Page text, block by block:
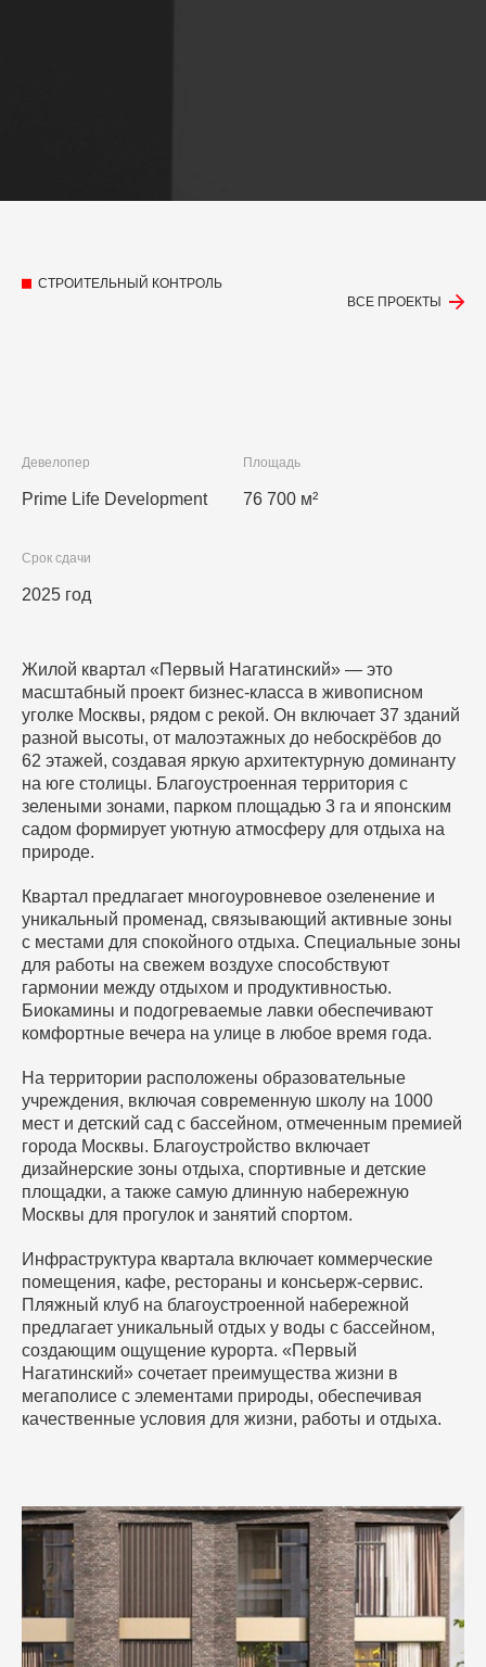
СТРОИТЕЛЬНЫЙ КОНТРОЛЬ
ВСЕ ПРОЕКТЫ
Prime Life Development
Девелопер
76 700 м²
Площадь
2025 год
Срок сдачи
Жилой квартал «Первый Нагатинский» — это
масштабный проект бизнес-класса в живописном
уголке Москвы, рядом с рекой. Он включает 37 зданий
разной высоты, от малоэтажных до небоскрёбов до
62 этажей, создавая яркую архитектурную доминанту
на юге столицы. Благоустроенная территория с
зелеными зонами, парком площадью 3 га и японским
садом формирует уютную атмосферу для отдыха на
природе.
Квартал предлагает многоуровневое озеленение и
уникальный променад, связывающий активные зоны
с местами для спокойного отдыха. Специальные зоны
для работы на свежем воздухе способствуют
гармонии между отдыхом и продуктивностью.
Биокамины и подогреваемые лавки обеспечивают
комфортные вечера на улице в любое время года.
На территории расположены образовательные
учреждения, включая современную школу на 1000
мест и детский сад с бассейном, отмеченным премией
города Москвы. Благоустройство включает
дизайнерские зоны отдыха, спортивные и детские
площадки, а также самую длинную набережную
Москвы для прогулок и занятий спортом.
Инфраструктура квартала включает коммерческие
помещения, кафе, рестораны и консьерж-сервис.
Пляжный клуб на благоустроенной набережной
предлагает уникальный отдых у воды с бассейном,
создающим ощущение курорта. «Первый
Нагатинский» сочетает преимущества жизни в
мегаполисе с элементами природы, обеспечивая
качественные условия для жизни, работы и отдыха.